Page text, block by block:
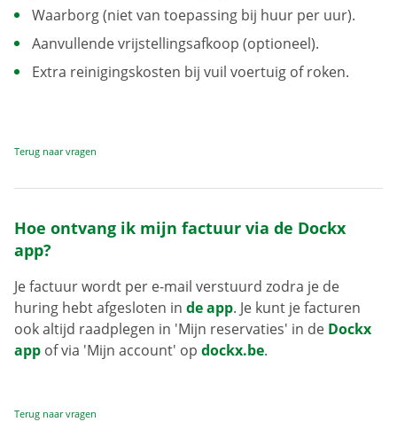
Waarborg (niet van toepassing bij huur per uur).
Aanvullende vrijstellingsafkoop (optioneel).
Extra reinigingskosten bij vuil voertuig of roken.
Terug naar vragen
Hoe ontvang ik mijn factuur via de Dockx
app?
Je factuur wordt per e-mail verstuurd zodra je de
huring hebt afgesloten in de app. Je kunt je facturen
ook altijd raadplegen in 'Mijn reservaties' in de Dockx
app of via 'Mijn account' op dockx.be.
Terug naar vragen